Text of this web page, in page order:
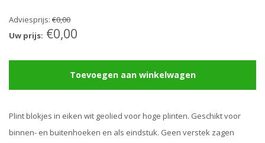
Adviesprijs: €0,00
Uw prijs: €0,00
Toevoegen aan winkelwagen
Plint blokjes in eiken wit geolied voor hoge plinten. Geschikt voor
binnen- en buitenhoeken en als eindstuk. Geen verstek zagen